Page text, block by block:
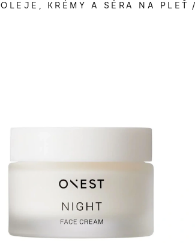
OLEJE, KRÉMY A SÉRA NA PLEŤ /